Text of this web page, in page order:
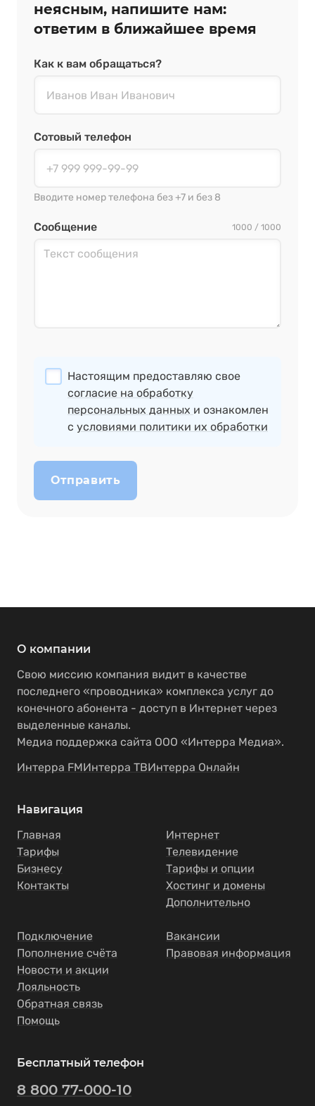
неясным, напишите нам:
ответим в ближайшее время
Как к вам обращаться?
Сотовый телефон
Вводите номер телефона без +7 и без 8
Сообщение 1000 / 1000
Настоящим предоставляю свое
согласие на обработку
персональных данных и ознакомлен
с условиями политики их обработки
Отправить
О компании
Свою миссию компания видит в качестве
последнего «проводника» комплекса услуг до
конечного абонента - доступ в Интернет через
выделенные каналы.
Медиа поддержка сайта ООО «Интерра Медиа».
Интерра FMИнтерра ТВИнтерра Онлайн
Навигация
Главная
Тарифы
Бизнесу
Контакты
Интернет
Телевидение
Тарифы и опции
Хостинг и домены
Дополнительно
Подключение
Пополнение счёта
Новости и акции
Лояльность
Обратная связь
Помощь
Вакансии
Правовая информация
Бесплатный телефон
8 800 77-000-10